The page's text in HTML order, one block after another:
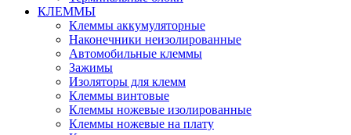
КЛЕММЫ
Клеммы аккумуляторные
Наконечники неизолированные
Автомобильные клеммы
Зажимы
Изоляторы для клемм
Клеммы винтовые
Клеммы ножевые изолированные
Клеммы ножевые на плату